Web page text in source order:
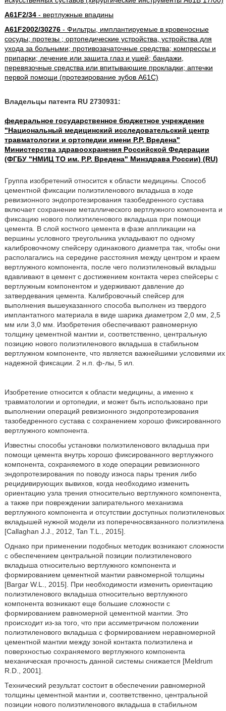
A61F2/34- вертлужные впадины
A61F2002/30276- Фильтры, имплантируемые в кровеносные
сосуды; протезы ; ортопедические устройства, устройства для
ухода за больными; противозачаточные средства; компрессы и
припарки; лечение или защита глаз и ушей; бандажи,
перевязочные средства или впитывающие прокладки; аптечки
первой помощи (протезирование зубов A61C)
Владельцы патента RU 2730931:
федеральное государственное бюджетное учреждение
"Национальный медицинский исследовательский центр
травматологии и ортопедии имени Р.Р. Вредена"
Министерства здравоохранения Российской Федерации
(ФГБУ "НМИЦ ТО им. Р.Р. Вредена" Минздрава России) (RU)
Группа изобретений относится к области медицины. Способ
цементной фиксации полиэтиленового вкладыша в ходе
ревизионного эндопротезирования тазобедренного сустава
включает сохранение металлического вертлужного компонента и
фиксацию нового полиэтиленового вкладыша при помощи
цемента. В слой костного цемента в фазе аппликации на
вершины условного треугольника укладывают по одному
калибровочному спейсеру одинакового диаметра так, чтобы они
располагались на середине расстояния между центром и краем
вертлужного компонента, после чего полиэтиленовый вкладыш
вдавливают в цемент с достижением контакта через спейсеры с
вертлужным компонентом и удерживают давление до
затвердевания цемента. Калибровочный спейсер для
выполнения вышеуказанного способа выполнен из твердого
имплантатного материала в виде шарика диаметром 2,0 мм, 2,5
мм или 3,0 мм. Изобретения обеспечивают равномерную
толщину цементной мантии и, соответственно, центральную
позицию нового полиэтиленового вкладыша в стабильном
вертлужном компоненте, что является важнейшими условиями их
надежной фиксации. 2 н.п. ф-лы, 5 ил.
Изобретение относится к области медицины, а именно к
травматологии и ортопедии, и может быть использовано при
выполнении операций ревизионного эндопротезирования
тазобедренного сустава с сохранением хорошо фиксированного
вертлужного компонента.
Известны способы установки полиэтиленового вкладыша при
помощи цемента внутрь хорошо фиксированного вертлужного
компонента, сохраняемого в ходе операции ревизионного
эндопротезирования по поводу износа пары трения либо
рецидивирующих вывихов, когда необходимо изменить
ориентацию узла трения относительно вертлужного компонента,
а также при повреждении запирательного механизма
вертлужного компонента и отсутствии доступных полиэтиленовых
вкладышей нужной модели из поперечносвязанного полиэтилена
[Callaghan J.J., 2012, Tan T.L., 2015].
Однако при применении подобных методик возникают сложности
с обеспечением центральной позиции полиэтиленового
вкладыша относительно вертлужного компонента и
формированием цементной мантии равномерной толщины
[Bargar W.L., 2015]. При необходимости изменить ориентацию
полиэтиленового вкладыша относительно вертлужного
компонента возникают еще большие сложности с
формированием равномерной цементной мантии. Это
происходит из-за того, что при ассиметричном положении
полиэтиленового вкладыша с формированием неравномерной
цементной мантии между зоной контакта полиэтилена и
поверхностью сохраняемого вертлужного компонента
механическая прочность данной системы снижается [Meldrum
R.D., 2001].
Технический результат состоит в обеспечении равномерной
толщины цементной мантии и, соответственно, центральной
позиции нового полиэтиленового вкладыша в стабильном